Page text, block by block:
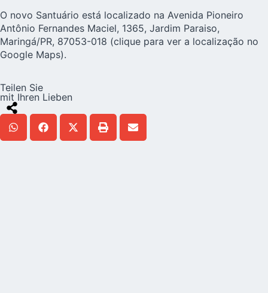
O novo Santuário está localizado na Avenida Pioneiro
Antônio Fernandes Maciel, 1365, Jardim Paraiso,
Maringá/PR, 87053-018 (clique para ver a localização no
Google Maps).
Teilen Sie
mit Ihren Lieben